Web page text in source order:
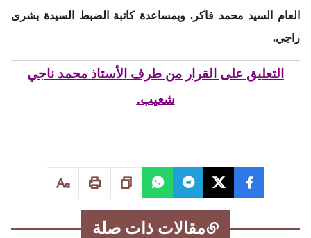
العام السيد محمد فاكر. وبمساعدةكاتبة الضبط السيدة بشرى
راجي.
التعليق على القرار من طرف الأستاذ محمد ناجي
شعيب.
مقالات ذات صلة